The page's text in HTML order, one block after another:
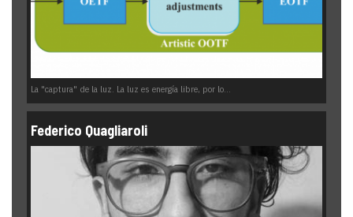
La "captura" de la luz. La luz es energía libre, por lo...
Federico Quagliaroli